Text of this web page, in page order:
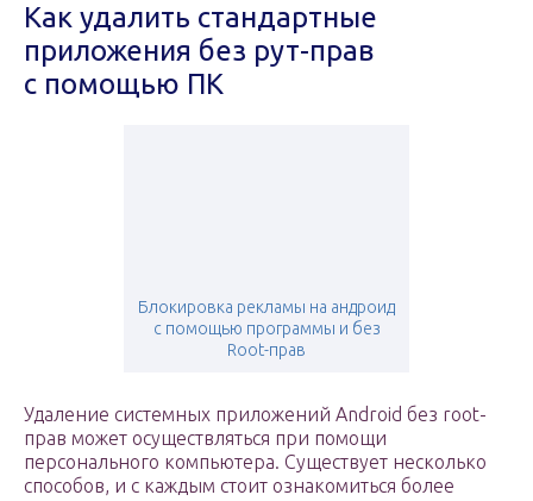
Как удалить стандартные
приложения без рут-прав
с помощью ПК
Блокировка рекламы на андроид
с помощью программы и без
Root-прав
Удаление системных приложений Android без root-
прав может осуществляться при помощи
персонального компьютера. Существует несколько
способов, и с каждым стоит ознакомиться более